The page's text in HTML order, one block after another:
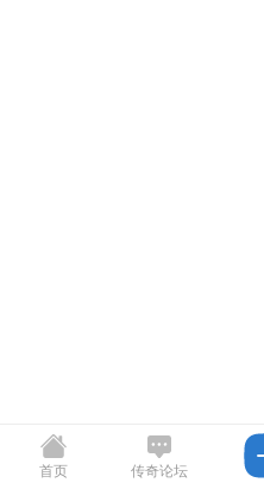
首页 传奇论坛